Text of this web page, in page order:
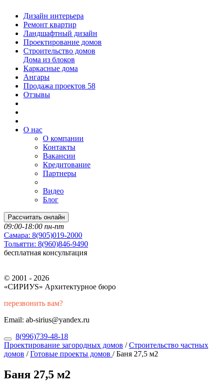
Дизайн интерьера
Ремонт квартир
Ландшафтный дизайн
Проектирование домов
Строительство домов
Дома из блоков
Каркасные дома
Ангары
Продажа проектов 58
Отзывы
О нас
О компании
Контакты
Вакансии
Кредитование
Партнеры
Видео
Блог
Рассчитать онлайн
09:00-18:00 пн-пт
Самара: 8(905)019-2000
Тольятти: 8(960)846-9490
бесплатная консультация
© 2001 - 2026
«СИРИУS» Архитектурное бюро
перезвонить вам?
Email: ab-sirius@yandex.ru
8(996)739-48-18
Проектирование загородных домов /Строительство частных
домов /Готовые проекты домов /Баня 27,5 м2
Баня 27,5 м2